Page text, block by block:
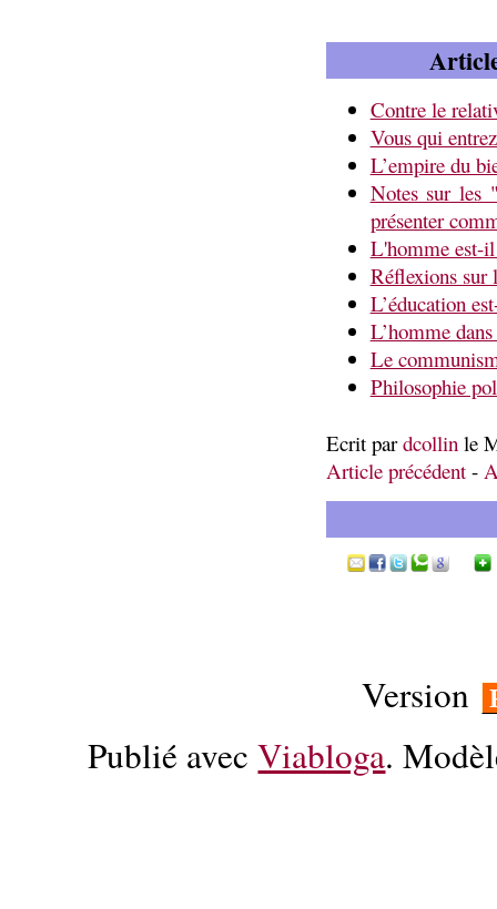
Contre le
Vous qui
L’empire du
Notes sur les
présenter
L'homme est-
Réflexions sur
L’éducation
L’homme
Le
Philosophie
Ecrit pardcollin le
Article précédent-
Version
Publié avecViabloga.